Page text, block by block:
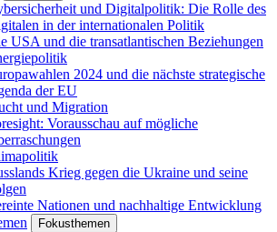
und Digitalpolitik: Die Rolle des
in der internationalen Politik
USA und die transatlantischen Beziehungen
2024 und die nächste strategische
der EU
und Migration
Vorausschau auf mögliche
Krieg gegen die Ukraine und seine
Nationen und nachhaltige Entwicklung
Fokusthemen